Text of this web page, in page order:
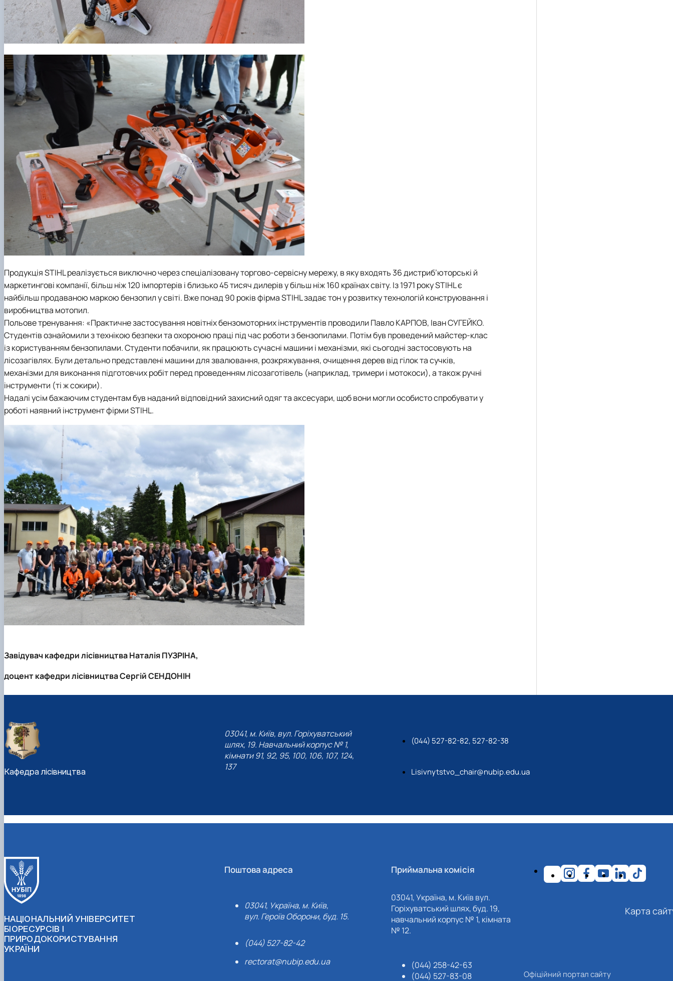
Продукція STIHL реалізується виключно через спеціалізовану торгово-сервісну мережу, в яку входять 36 дистриб’юторські й
маркетингові компанії, більш ніж 120 імпортерів і близько 45 тисяч дилерів у більш ніж 160 країнах світу. Із 1971 року STIHL є
найбільш продаваною маркою бензопил у світі. Вже понад 90 років фірма STIHL задає тон у розвитку технологій конструювання і
виробництва мотопил.
Польове тренування: «Практичне застосування новітніх бензомоторних інструментів проводили Павло КАРПОВ, Іван СУГЕЙКО.
Студентів ознайомили з технікою безпеки та охороною праці під час роботи з бензопилами. Потім був проведений майстер-клас
із користуванням бензопилами. Студенти побачили, як працюють сучасні машини і механізми, які сьогодні застосовують на
лісозагівлях. Були детально представлені машини для звалювання, розкряжування, очищення дерев від гілок та сучків,
механізми для виконання підготовчих робіт перед проведенням лісозаготівель (наприклад, тримери і мотокоси), а також ручні
інструменти (ті ж сокири).
Надалі усім бажаючим студентам був наданий відповідний захисний одяг та аксесуари, щоб вони могли особисто спробувати у
роботі наявний інструмент фірми STIHL.
Завідувач кафедри лісівництва Наталія ПУЗРІНА,
доцент кафедри лісівництва Сергій СЕНДОНІН
Кафедра лісівництва
03041, м. Київ, вул. Горіхуватський
шлях, 19. Навчальний корпус № 1,
кімнати 91, 92, 95, 100, 106, 107, 124,
137
(044) 527-82-82, 527-82-38
Lisivnytstvo_chair@nubip.edu.ua
НАЦІОНАЛЬНИЙ УНІВЕРСИТЕТ
БІОРЕСУРСІВ І
ПРИРОДОКОРИСТУВАННЯ
УКРАЇНИ
Поштова адреса
03041, Україна, м. Київ,
вул. Героїв Оборони, буд. 15.
(044) 527-82-42
rectorat@nubip.edu.ua
Приймальна комісія
03041, Україна, м. Київ вул.
Горіхуватський шлях, буд. 19,
навчальний корпус № 1, кімната
№ 12.
(044) 258-42-63
(044) 527-83-08
Карта
Офіційний портал сайту